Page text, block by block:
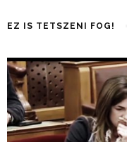
EZ IS TETSZENI FOG!